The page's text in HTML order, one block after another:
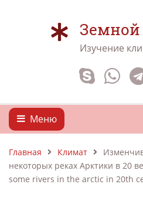
Изучение
Меню
Главная Климат
некоторых реках Арктики в 20
some rivers in the arctic in 20th